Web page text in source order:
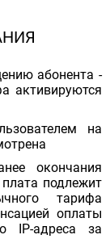
абонента -
активируются
на
окончания
плата подлежит
тарифа
оплаты
IP-адреса за